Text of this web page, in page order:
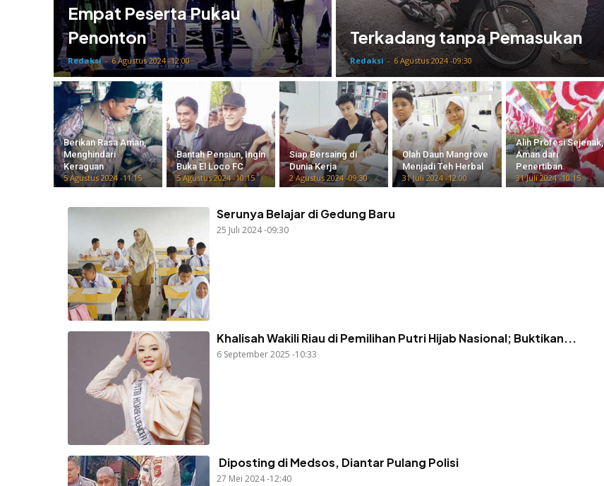
Empat Peserta Pukau
Penonton
Redaksi - 6 Agustus 2024 -12:00
Terkadang tanpa Pemasukan
Redaksi - 6 Agustus 2024 -09:30
Berikan Rasa Aman,
Menghindari
Keraguan
5 Agustus 2024 -11:15
Bantah Pensiun, Ingin
Buka El Loco FC
5 Agustus 2024 -10:15
Siap Bersaing di
Dunia Kerja
2 Agustus 2024 -09:30
Olah Daun Mangrove
Menjadi Teh Herbal
31 Juli 2024 -12:00
Alih Profesi Sejenak,
Aman dari
Penertiban
31 Juli 2024 -10:15
Serunya Belajar di Gedung Baru
25 Juli 2024 -09:30
Khalisah Wakili Riau di Pemilihan Putri Hijab Nasional; Buktikan...
6 September 2025 -10:33
Diposting di Medsos, Diantar Pulang Polisi
27 Mei 2024 -12:40